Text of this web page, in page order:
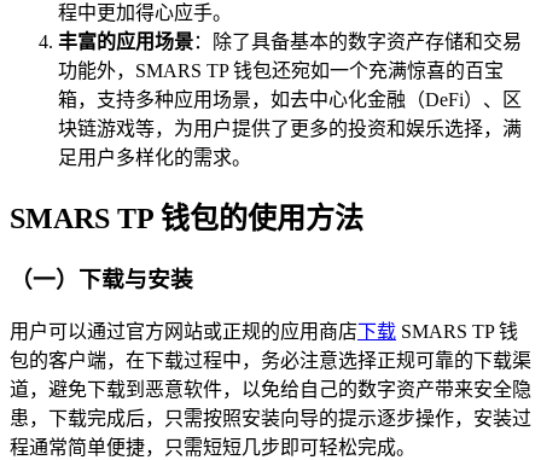
程中更加得心应手。
丰富的应用场景：除了具备基本的数字资产存储和交易
功能外，SMARS TP 钱包还宛如一个充满惊喜的百宝
箱，支持多种应用场景，如去中心化金融（DeFi）、区
块链游戏等，为用户提供了更多的投资和娱乐选择，满
足用户多样化的需求。
SMARS TP 钱包的使用方法
（一）下载与安装
用户可以通过官方网站或正规的应用商店下载 SMARS TP 钱
包的客户端，在下载过程中，务必注意选择正规可靠的下载渠
道，避免下载到恶意软件，以免给自己的数字资产带来安全隐
患，下载完成后，只需按照安装向导的提示逐步操作，安装过
程通常简单便捷，只需短短几步即可轻松完成。